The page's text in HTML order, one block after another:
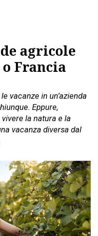
agricole
Francia
vacanze in un’azienda
Eppure,
la natura e la
vacanza diversa dal